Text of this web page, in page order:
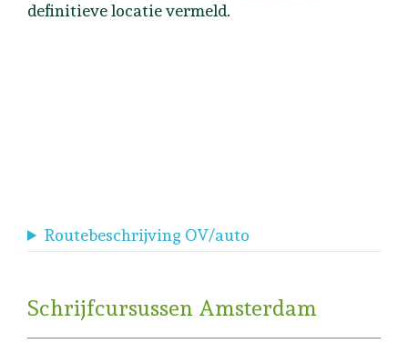
definitieve locatie vermeld.
Routebeschrijving OV/auto
Schrijfcursussen Amsterdam